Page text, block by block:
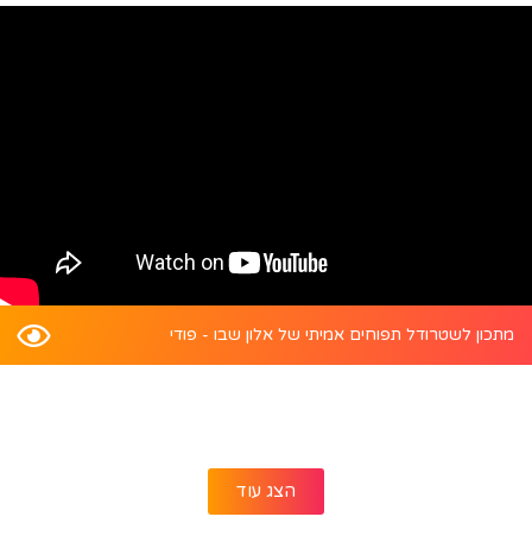
מתכון לשטרודל תפוחים אמיתי של אלון שבו - פודי
הצג עוד